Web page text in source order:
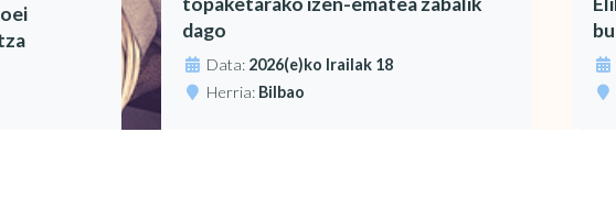
dago
Data: 2026(e)ko Irailak 18
Herria: Bilbao